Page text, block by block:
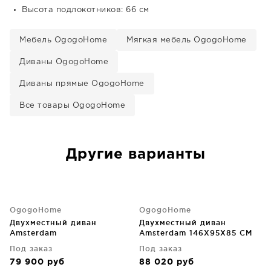
Высота подлокотников: 66 см
Мебель OgogoHome Мягкая мебель OgogoHome
Диваны OgogoHome
Диваны прямые OgogoHome
Все товары OgogoHome
Другие варианты
OgogoHome
Двухместный диван
Amsterdam
Под заказ
79 900 руб
OgogoHome
Двухместный диван
Amsterdam 146X95X85 CM
Под заказ
88 020 руб